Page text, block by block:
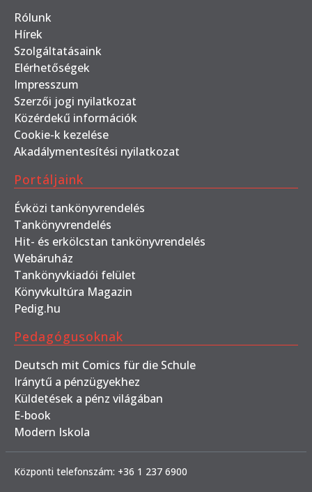
Rólunk
Hírek
Szolgáltatásaink
Elérhetőségek
Impresszum
Szerzői jogi nyilatkozat
Közérdekű információk
Cookie-k kezelése
Akadálymentesítési nyilatkozat
Portáljaink
Évközi tankönyvrendelés
Tankönyvrendelés
Hit- és erkölcstan tankönyvrendelés
Webáruház
Tankönyvkiadói felület
Könyvkultúra Magazin
Pedig.hu
Pedagógusoknak
Deutsch mit Comics für die Schule
Iránytű a pénzügyekhez
Küldetések a pénz világában
E-book
Modern Iskola
Központi telefonszám: +36 1 237 6900